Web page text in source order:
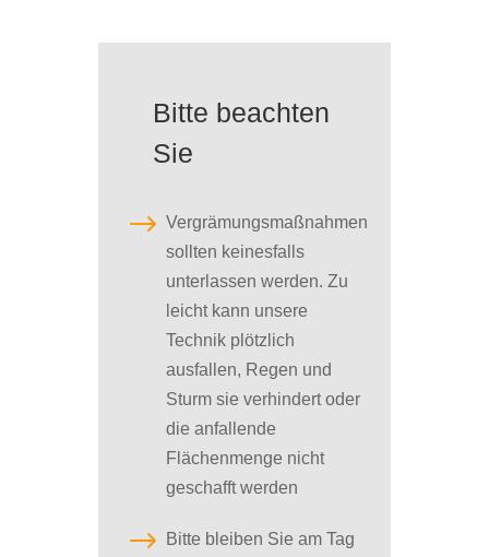
Bitte beachten
Sie
$ Vergrämungsmaßnahmen
sollten keinesfalls
unterlassen werden. Zu
leicht kann unsere
Technik plötzlich
ausfallen, Regen und
Sturm sie verhindert oder
die anfallende
Flächenmenge nicht
geschafft werden
$
Bitte bleiben Sie am Tag